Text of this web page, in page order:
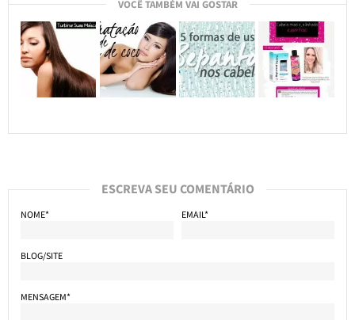
VOCÊ TAMBÉM VAI GOSTAR
ESCREVA SEU COMENTÁRIO
NOME* EMAIL*
BLOG/SITE
MENSAGEM*